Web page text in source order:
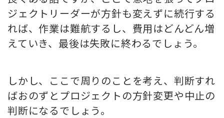
ジェクトリーダーが方針も変えずに続行する
れば、作業は難航するし、費用はどんどん増
えていき、最後は失敗に終わるでしょう。
しかし、ここで周りのことを考え、判断すれ
ばおのずとプロジェクトの方針変更や中止の
判断になるでしょう。